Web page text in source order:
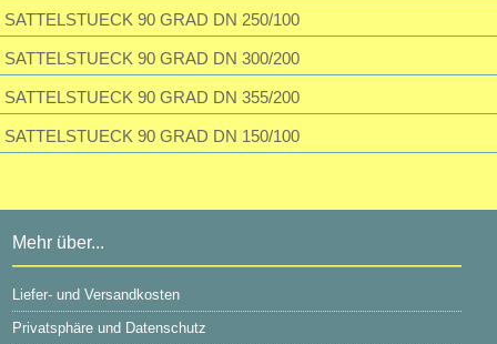
SATTELSTUECK 90 GRAD DN 250/100
SATTELSTUECK 90 GRAD DN 300/200
SATTELSTUECK 90 GRAD DN 355/200
SATTELSTUECK 90 GRAD DN 150/100
Mehr über...
Liefer- und Versandkosten
Privatsphäre und Datenschutz